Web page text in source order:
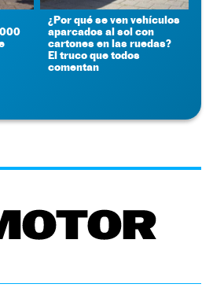
¿Por qué se ven vehículos
aparcados al sol con
cartones en las ruedas?
El truco que todos
comentan